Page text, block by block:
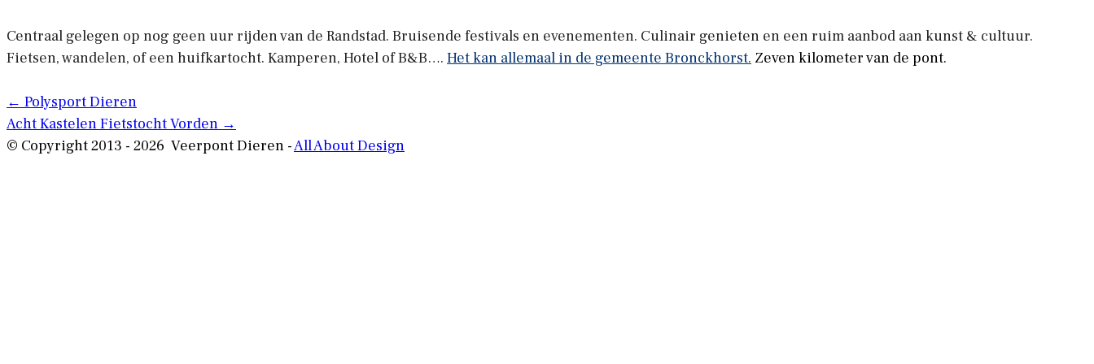
Centraal gelegen op nog geen uur rijden van de Randstad. Bruisende festivals en evenementen. Culinair genieten en een ruim aanbod aan kunst & cultuur.
Fietsen, wandelen, of een huifkartocht. Kamperen, Hotel of B&B…. Het kan allemaal in de gemeente Bronckhorst. Zeven kilometer van de pont.
Posts
navigation
← Polysport Dieren
Acht Kastelen Fietstocht Vorden →
© Copyright 2013 - 2026 Veerpont Dieren -All About Design